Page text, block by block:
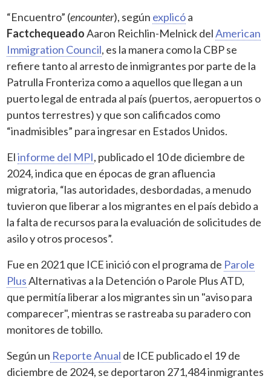
“Encuentro” (encounter), según explicóa
FactchequeadoAaron Reichlin-Melnick delAmerican
Immigration Council, es la manera como la CBP se
refiere tanto al arresto de inmigrantes por parte de la
Patrulla Fronteriza como a aquellos que llegan a un
puerto legal de entrada al país (puertos, aeropuertos o
puntos terrestres) y que son calificados como
“inadmisibles” para ingresar en Estados Unidos.
Elinforme del MPI, publicado el 10 de diciembre de
2024, indica que en épocas de gran afluencia
migratoria, “las autoridades, desbordadas, a menudo
tuvieron que liberar a los migrantes en el país debido a
la falta de recursos para la evaluación de solicitudes de
asilo y otros procesos”.
Fue en 2021 que ICE inició con el programa de Parole
PlusAlternativas a la Detención o Parole Plus ATD,
que permitía liberar a los migrantes sin un "aviso para
comparecer", mientras se rastreaba su paradero con
monitores de tobillo.
Según un Reporte Anual de ICE publicado el 19 de
diciembre de 2024, se deportaron 271,484 inmigrantes